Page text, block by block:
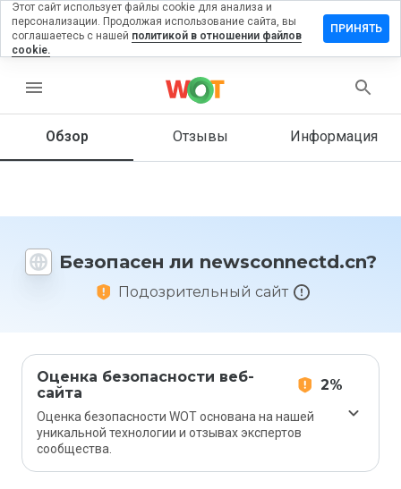
menu
Обзор Отзывы Информация
Безопасен ли newsconnectd.cn?
Подозрительный сайт
Оценка безопасности веб-
сайта
2%
Оценка безопасности WOT основана на нашей
уникальной технологии и отзывах экспертов
сообщества.
отзыв
Как бы
этот
1 до 5?
Этот сайт использует файлы cookie для анализа и
персонализации. Продолжая использование сайта, вы
соглашаетесь с нашей политикой в отношении файлов
cookie.
ПРИНЯТЬ